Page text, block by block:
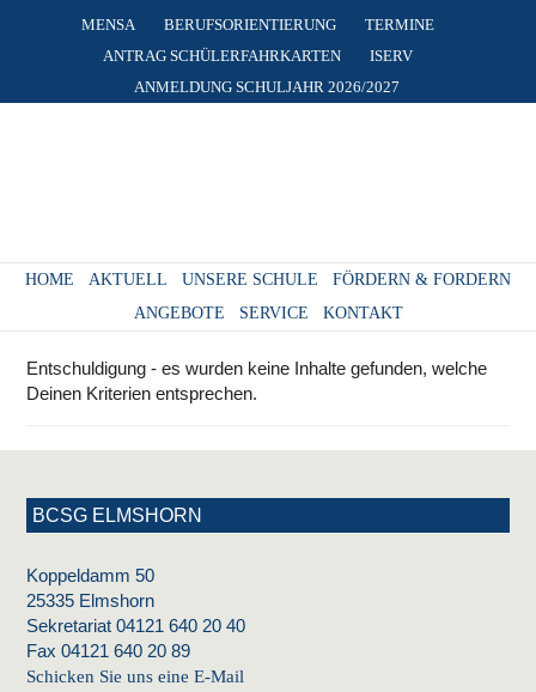
MENSA BERUFSORIENTIERUNG
TERMINE
ANTRAG SCHÜLERFAHRKARTEN
ISERV
ANMELDUNG SCHULJAHR 2026/2027
HOME AKTUELL UNSERE SCHULE
FÖRDERN & FORDERN
ANGEBOTE
SERVICE KONTAKT
Entschuldigung - es wurden keine Inhalte gefunden, welche
Deinen Kriterien entsprechen.
BCSG ELMSHORN
Koppeldamm 50
25335 Elmshorn
Sekretariat 04121 640 20 40
Fax 04121 640 20 89
Schicken Sie uns eine E-Mail